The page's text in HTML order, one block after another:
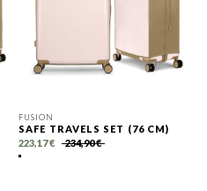
FUSION
SAFE TRAVELS SET (76 CM)
223,17 €
234,90 €